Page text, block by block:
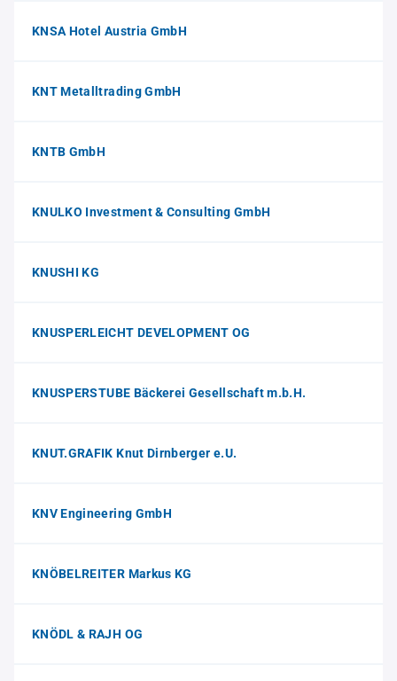
KNSA Hotel Austria GmbH
KNT Metalltrading GmbH
KNTB GmbH
KNULKO Investment & Consulting GmbH
KNUSHI KG
KNUSPERLEICHT DEVELOPMENT OG
KNUSPERSTUBE Bäckerei Gesellschaft m.b.H.
KNUT.GRAFIK Knut Dirnberger e.U.
KNV Engineering GmbH
KNÖBELREITER Markus KG
KNÖDL & RAJH OG